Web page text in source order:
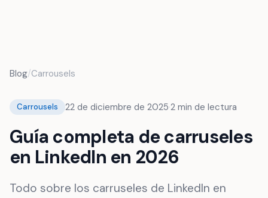
Blog/Carrousels
Carrousels 22 de diciembre de 2025·2 min de lectura
Guía completa de carruseles
en LinkedIn en 2026
Todo sobre los carruseles de LinkedIn en